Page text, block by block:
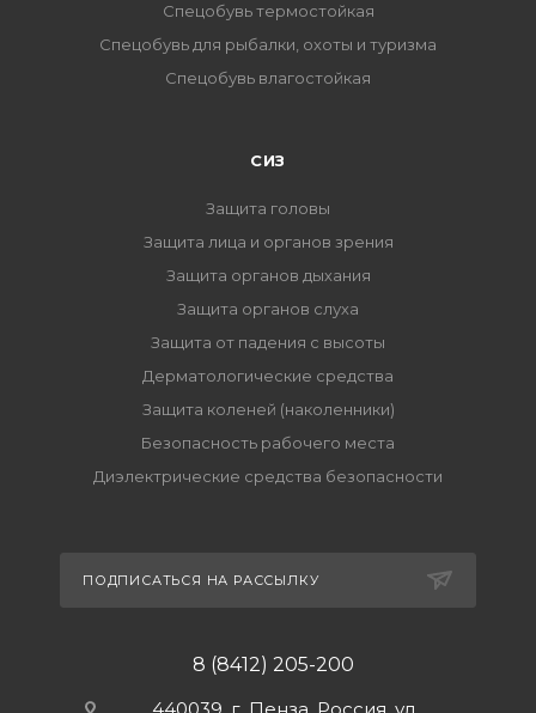
Спецобувь термостойкая
Спецобувь для рыбалки, охоты и туризма
Спецобувь влагостойкая
СИЗ
Защита головы
Защита лица и органов зрения
Защита органов дыхания
Защита органов слуха
Защита от падения с высоты
Дерматологические средства
Защита коленей (наколенники)
Безопасность рабочего места
Диэлектрические средства безопасности
ПОДПИСАТЬСЯ НА РАССЫЛКУ
8 (8412) 205-200